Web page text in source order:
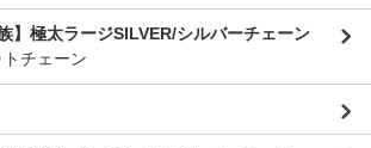
】極太ラージSILVER/シルバーチェーン
チェーン